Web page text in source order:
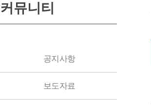
커뮤니티
공지사항
보도자료